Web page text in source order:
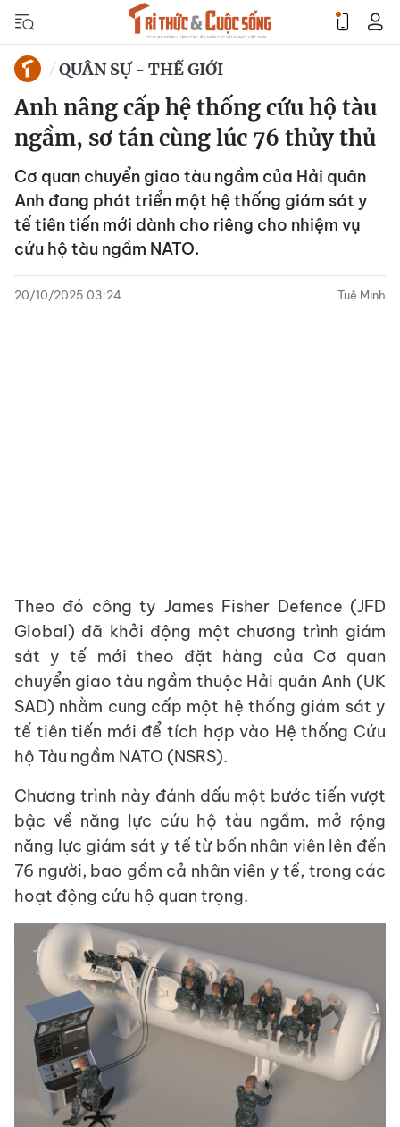
QUÂN SỰ - THẾ GIỚI
Anh nâng cấp hệ thống cứu hộ tàu
ngầm, sơ tán cùng lúc 76 thủy thủ
Cơ quan chuyển giao tàu ngầm của Hải quân
Anh đang phát triển một hệ thống giám sát y
tế tiên tiến mới dành cho riêng cho nhiệm vụ
cứu hộ tàu ngầm NATO.
20/10/2025 03:24 Tuệ Minh
Theo đó công ty James Fisher Defence (JFD
Global) đã khởi động một chương trình giám
sát y tế mới theo đặt hàng của Cơ quan
chuyển giao tàu ngầm thuộc Hải quân Anh (UK
SAD) nhằm cung cấp một hệ thống giám sát y
tế tiên tiến mới để tích hợp vào Hệ thống Cứu
hộ Tàu ngầm NATO (NSRS).
Chương trình này đánh dấu một bước tiến vượt
bậc về năng lực cứu hộ tàu ngầm, mở rộng
năng lực giám sát y tế từ bốn nhân viên lên đến
76 người, bao gồm cả nhân viên y tế, trong các
hoạt động cứu hộ quan trọng.